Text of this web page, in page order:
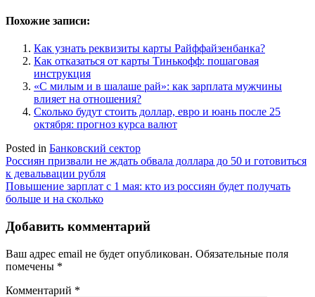
Похожие записи:
Как узнать реквизиты карты Райффайзенбанка?
Как отказаться от карты Тинькофф: пошаговая
инструкция
«С милым и в шалаше рай»: как зарплата мужчины
влияет на отношения?
Сколько будут стоить доллар, евро и юань после 25
октября: прогноз курса валют
Posted in Банковский сектор
Навигация
по
записям
Россиян призвали не ждать обвала доллара до 50 и готовиться
к девальвации рубля
Повышение зарплат с 1 мая: кто из россиян будет получать
больше и на сколько
Добавить комментарий
Ваш адрес email не будет опубликован. Обязательные поля
помечены *
Комментарий *